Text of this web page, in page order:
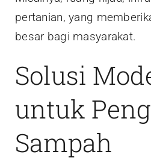
pertanian, yang
besar bagi masyarakat.
Solusi
untuk
Sampah